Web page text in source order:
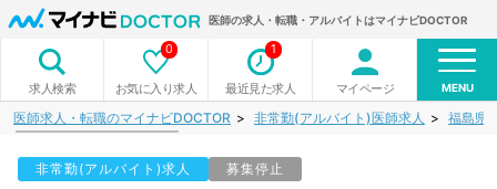
医師の求人・転職・アルバイトはマイナビDOCTOR
求人検索 お気に入り求人
0
最近見た求人
1
マイページ MENU
医師求人・転職のマイナビDOCTOR 非常勤(アルバイト)医師求人 福島県
非常勤(アルバイト)求人 募集停止